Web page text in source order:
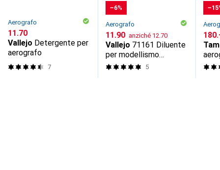
Aerografo
CHF
11.70
Vallejo Detergente per
aerografo
7
−6%
Aerografo
CHF
11.90 anziché CHF
12.70
Vallejo 71161 Diluente
per modellismo
ferroviario 1 pz.
5
CHF